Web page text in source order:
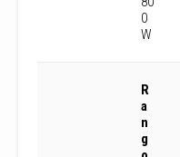
0
W
R
a
n
g